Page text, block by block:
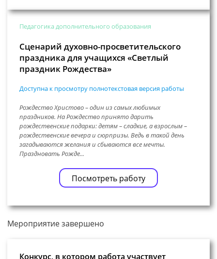
Педагогика дополнительного образования
Сценарий духовно-просветительского
праздника для учащихся «Светлый
праздник Рождества»
Доступна к просмотру полнотекстовая версия работы
Рождество Христово – один из самых любимых
праздников. На Рождество принято дарить
рождественские подарки: детям – сладкие, а взрослым –
рождественские вечера и сюрпризы. Ведь в такой день
загадываются желания и сбываются все мечты.
Праздновать Рожде...
Посмотреть работу
Мероприятие завершено
Конкурс, в котором работа участвует